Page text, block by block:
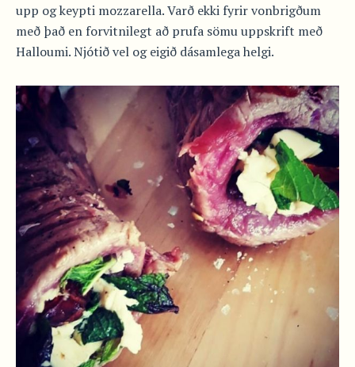
upp og keypti mozzarella. Varð ekki fyrir vonbrigðum
með það en forvitnilegt að prufa sömu uppskrift með
Halloumi. Njótið vel og eigið dásamlega helgi.